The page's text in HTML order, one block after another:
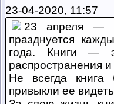
23-04-2020, 11:57
23 апреля —
празднуется
года. Книги —
распространения
Не всегда
привыкли ее